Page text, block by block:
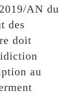
AN du
des
doit
au